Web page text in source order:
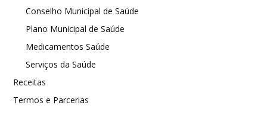
Conselho Municipal de Saúde
Plano Municipal de Saúde
Medicamentos Saúde
Serviços da Saúde
Receitas
Termos e Parcerias